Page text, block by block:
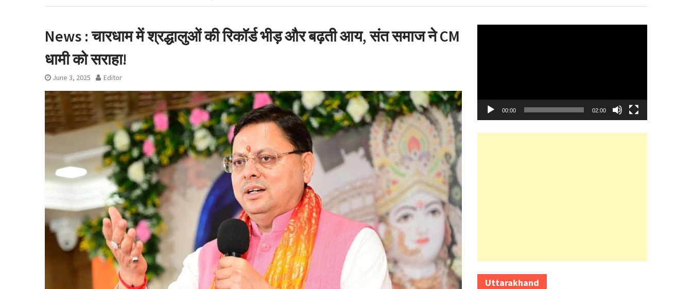
रुख के बाद कैबिनेट मंत्री के PRO और OSD के
News : चारधाम में श्रद्धालुओं की रिकॉर्ड भीड़ और बढ़ती आय, संत समाज ने CM
धामी को सराहा!
June 3, 2025 Editor
00:00 02:00
Uttarakhand